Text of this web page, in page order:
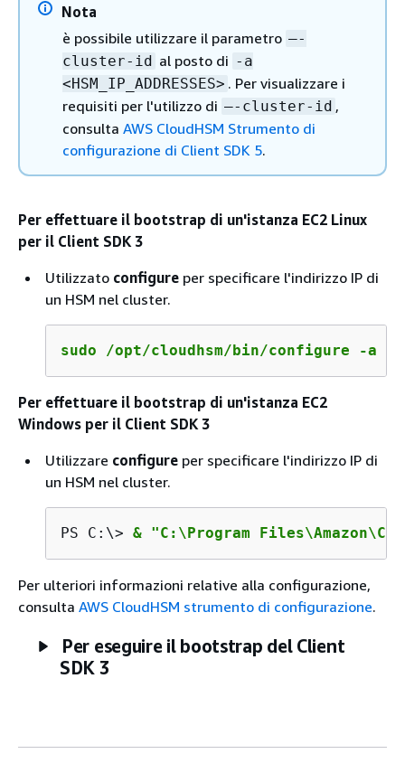
Nota
è possibile utilizzare il parametro –-
cluster-id al posto di -a
<HSM_IP_ADDRESSES> . Per visualizzare i
requisiti per l'utilizzo di –-cluster-id ,
consulta AWS CloudHSM Strumento di
configurazione di Client SDK 5.
Per effettuare il bootstrap di un'istanza EC2 Linux
per il Client SDK 3
Utilizzato configure per specificare l'indirizzo IP di
un HSM nel cluster.
sudo /opt/cloudhsm/bin/configure -a
Per effettuare il bootstrap di un'istanza EC2
Windows per il Client SDK 3
Utilizzare configure per specificare l'indirizzo IP di
un HSM nel cluster.
PS C:\> & "C:\Program
Per ulteriori informazioni relative alla configurazione,
consulta AWS CloudHSM strumento di configurazione.
Per eseguire il bootstrap del Client
SDK 3